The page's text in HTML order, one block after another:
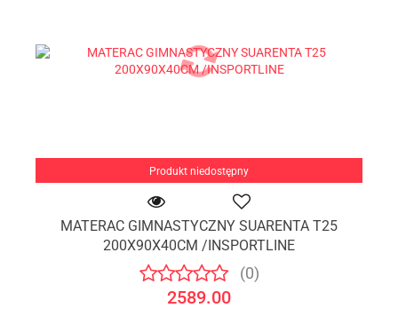
Produkt niedostępny
MATERAC GIMNASTYCZNY SUARENTA T25
200X90X40CM /INSPORTLINE
(0)
2589.00